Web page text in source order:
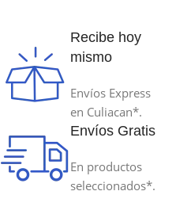
Recibe hoy
mismo
Envíos Express
en Culiacan*.
Envíos Gratis
En productos
seleccionados*.